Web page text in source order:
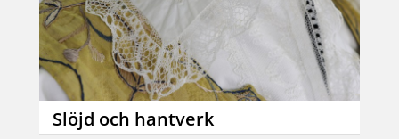
Slöjd och hantverk